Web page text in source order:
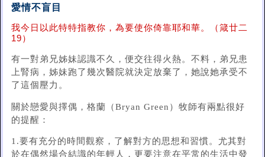
愛情不盲目
我今日以此特特指教你，為要使你倚靠耶和華。（箴廿二
19）
有一對弟兄姊妹認識不久，便交往得火熱。不料，弟兄患
上腎病，姊妹跑了幾次醫院就決定放棄了，她說她承受不
了這個壓力。
關於戀愛與擇偶，格蘭（Bryan Green）牧師有兩點很好
的提醒：
1.要有充分的時間觀察，了解對方的思想和習慣。尤其對
於在偶然場合結識的年輕人，更要注意在平常的生活中發